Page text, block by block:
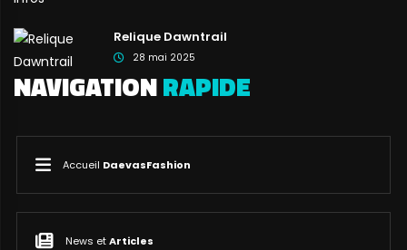
Relique Dawntrail
28 mai 2025
NAVIGATIONRAPIDE
Accueil DaevasFashion
News etArticles